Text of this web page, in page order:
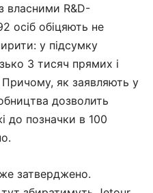
власними R&D-
осіб обіцяють не
у підсумку
3 тисяч прямих і
як заявляють у
дозволить
до позначки в 100
затверджено.